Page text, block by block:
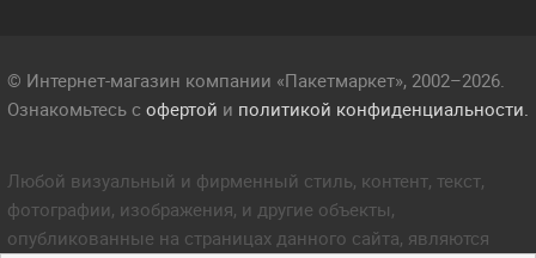
© Интернет-магазин компании «Пакетмаркет», 2002–2026.
Ознакомьтесь с офертой и политикой конфиденциальности.
Любой визуальный и фирменный стиль, контент, текст,
фотографии, изображения, и другие объекты,
опубликованные на страницах данного сайта, являются